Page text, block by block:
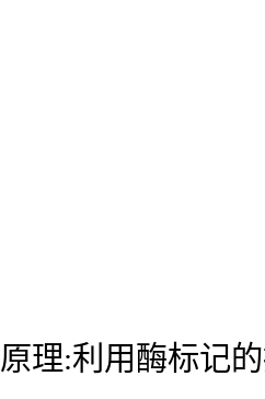
原理:利用酶标记